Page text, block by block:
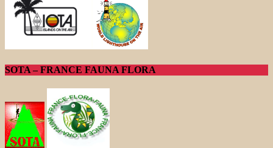
SOTA – FRANCE FAUNA FLORA